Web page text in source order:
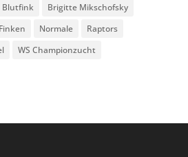
Blutfink
Brigitte Mikschofsky
Finken Normale
Raptors
WS Championzucht